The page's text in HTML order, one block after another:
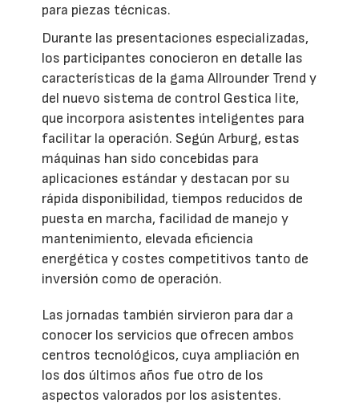
para piezas técnicas.
Durante las presentaciones especializadas,
los participantes conocieron en detalle las
características de la gama Allrounder Trend y
del nuevo sistema de control Gestica lite,
que incorpora asistentes inteligentes para
facilitar la operación. Según Arburg, estas
máquinas han sido concebidas para
aplicaciones estándar y destacan por su
rápida disponibilidad, tiempos reducidos de
puesta en marcha, facilidad de manejo y
mantenimiento, elevada eficiencia
energética y costes competitivos tanto de
inversión como de operación.
Las jornadas también sirvieron para dar a
conocer los servicios que ofrecen ambos
centros tecnológicos, cuya ampliación en
los dos últimos años fue otro de los
aspectos valorados por los asistentes.